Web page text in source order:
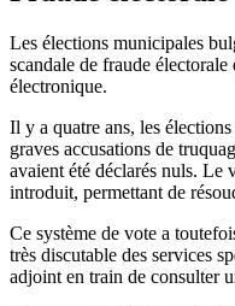
Les élections municipales
scandale de fraude
électronique.
Il y a quatre ans, les
graves accusations de
avaient été déclarés nuls. Le
introduit, permettant de
Ce système de vote a
très discutable des services
adjoint en train de consulter